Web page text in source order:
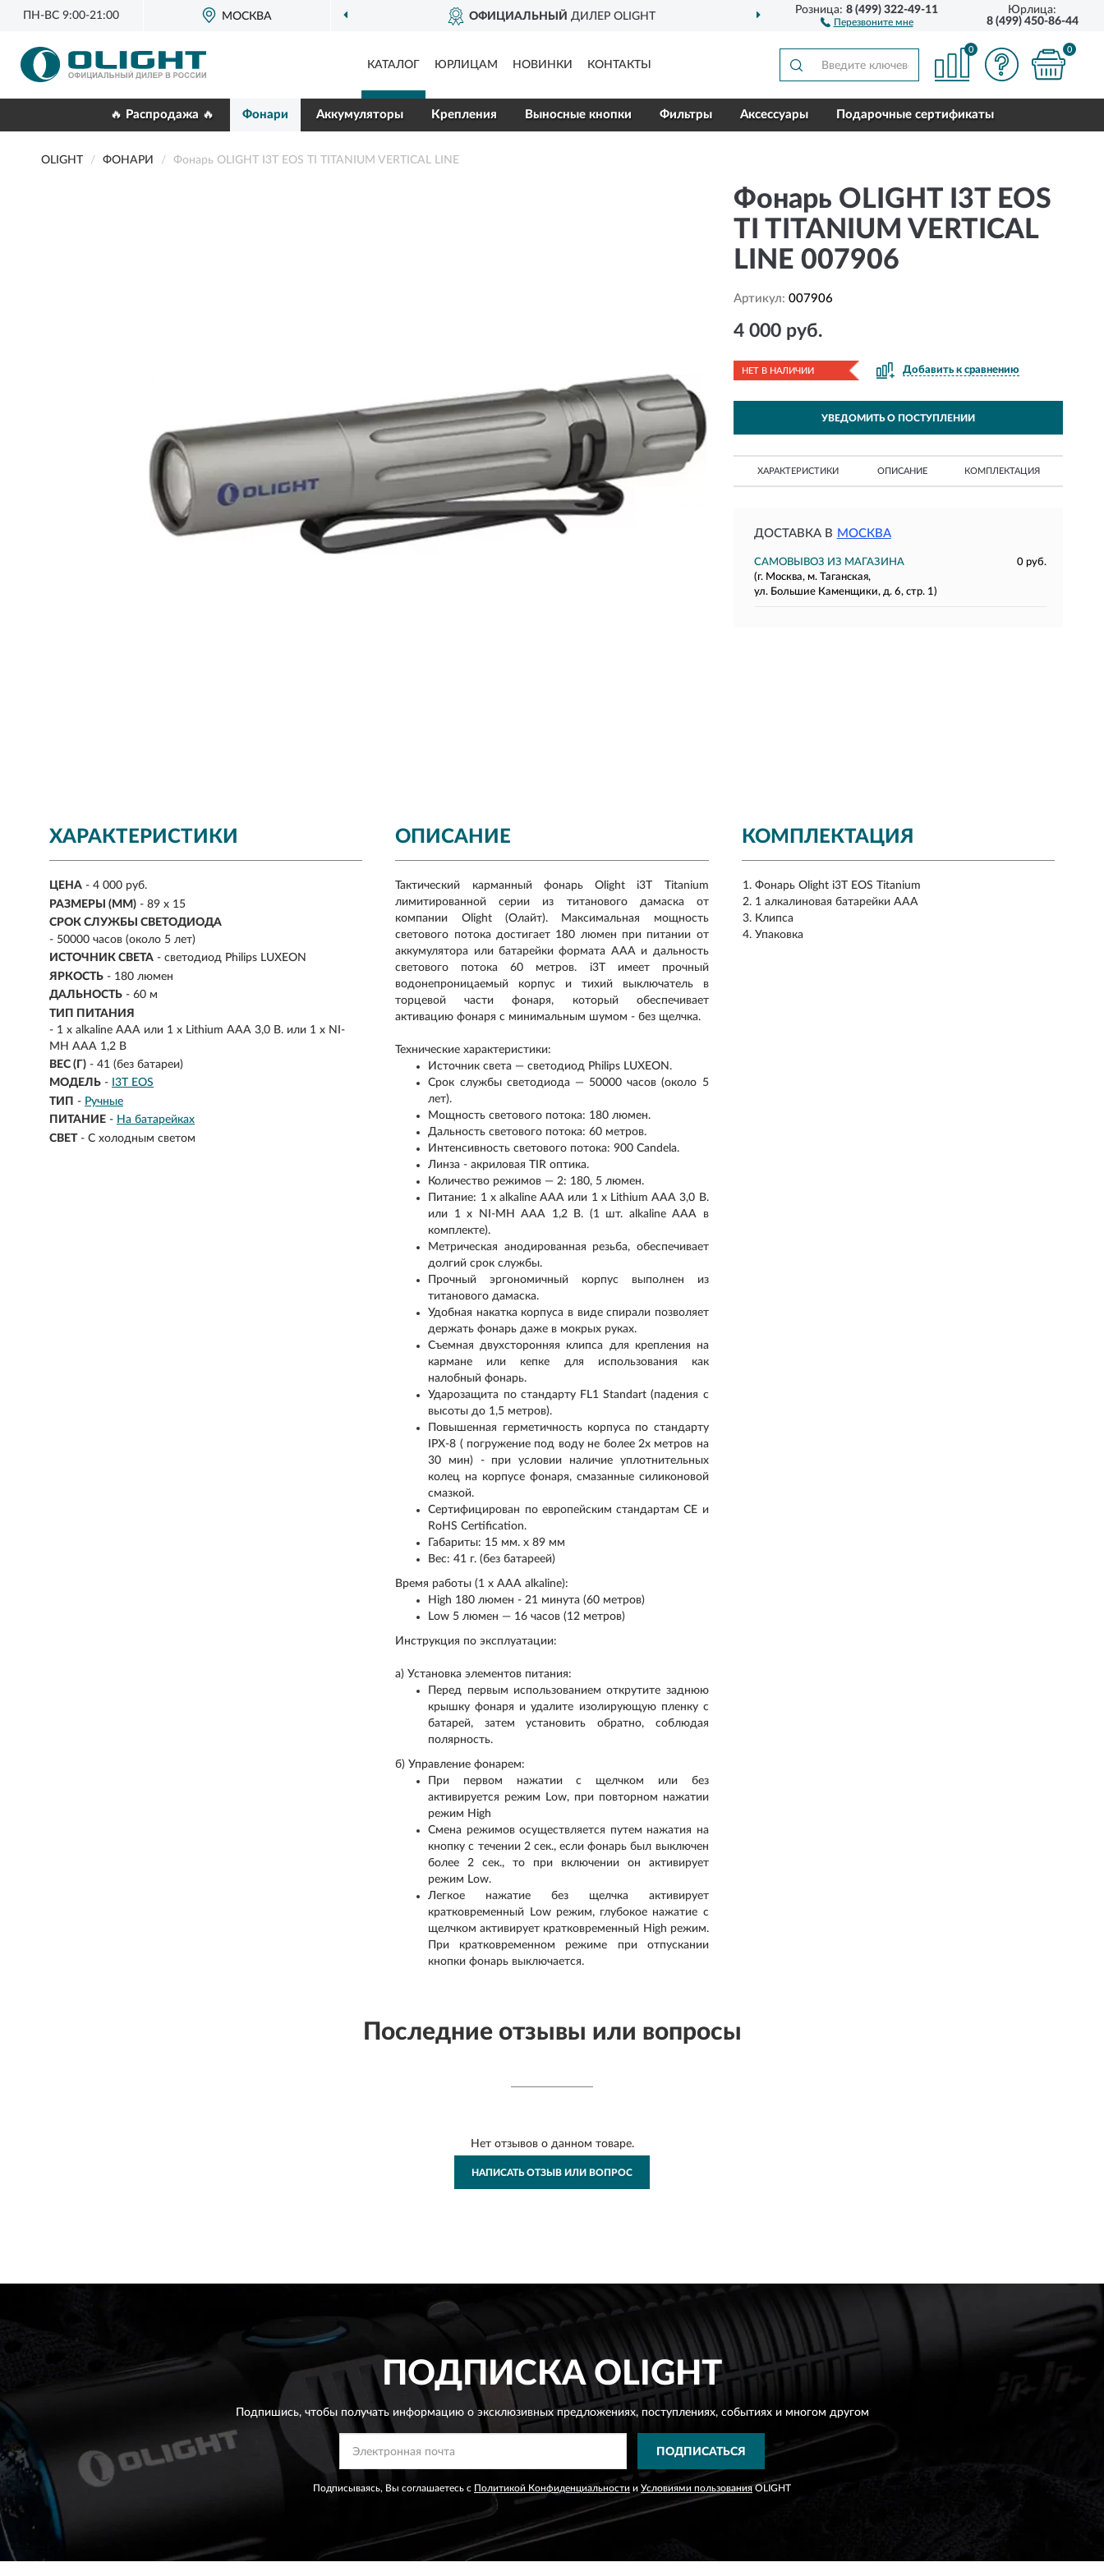
ПН-ВС 9:00-21:00 МОСКВА ОФИЦИАЛЬНЫЙ ДИЛЕР OLIGHT ДОСТАВИМ ПО ВСЕЙ РОССИИ
Розница:8 (499) 322-49-11
Перезвоните мне
Юрлица:
8 (499) 450-86-44
КАТАЛОГ ЮРЛИЦАМ НОВИНКИ КОНТАКТЫ
0 0
🔥 Распродажа 🔥 Фонари Аккумуляторы Крепления Выносные кнопки Фильтры Аксессуары Подарочные сертификаты
OLIGHT ФОНАРИ Фонарь OLIGHT I3T EOS TI TITANIUM VERTICAL LINE
Фонарь OLIGHT I3T EOS
TI TITANIUM VERTICAL
LINE 007906
Артикул: 007906
4 000 руб.
НЕТ В НАЛИЧИИ Добавить к сравнению
УВЕДОМИТЬ О ПОСТУПЛЕНИИ
ХАРАКТЕРИСТИКИ ОПИСАНИЕ КОМПЛЕКТАЦИЯ
ДОСТАВКА В МОСКВА
САМОВЫВОЗ ИЗ МАГАЗИНА
0 руб.
(г. Москва, м. Таганская,
ул. Большие Каменщики, д. 6, стр. 1)
ХАРАКТЕРИСТИКИ
ЦЕНА - 4 000 руб.
РАЗМЕРЫ (ММ) - 89 х 15
СРОК СЛУЖБЫ СВЕТОДИОДА
- 50000 часов (около 5 лет)
ИСТОЧНИК СВЕТА - светодиод Philips LUXEON
ЯРКОСТЬ - 180 люмен
ДАЛЬНОСТЬ - 60 м
ТИП ПИТАНИЯ
- 1 х alkaline ААА или 1 x Lithium ААА 3,0 В. или 1 х NI-
MH ААА 1,2 В
ВЕС (Г) - 41 (без батареи)
МОДЕЛЬ - I3T EOS
ТИП - Ручные
ПИТАНИЕ - На батарейках
СВЕТ - С холодным светом
КОМПЛЕКТАЦИЯ
Фонарь Olight i3T EOS Titanium
1 алкалиновая батарейки ААА
Клипса
Упаковка
ОПИСАНИЕ
Тактический карманный фонарь Olight i3T Titanium
лимитированной серии из титанового дамаска от
компании Olight (Олайт). Максимальная мощность
светового потока достигает 180 люмен при питании от
аккумулятора или батарейки формата ААА и дальность
светового потока 60 метров. i3T имеет прочный
водонепроницаемый корпус и тихий выключатель в
торцевой части фонаря, который обеспечивает
активацию фонаря с минимальным шумом - без щелчка.
Технические характеристики:
Источник света — светодиод Philips LUXEON.
Срок службы светодиода — 50000 часов (около 5
лет).
Мощность светового потока: 180 люмен.
Дальность светового потока: 60 метров.
Интенсивность светового потока: 900 Candela.
Линза - акриловая TIR оптика.
Количество режимов — 2: 180, 5 люмен.
Питание: 1 х alkaline ААА или 1 x Lithium ААА 3,0 В.
или 1 х NI-MH ААА 1,2 В. (1 шт. alkaline ААА в
комплекте).
Метрическая анодированная резьба, обеспечивает
долгий срок службы.
Прочный эргономичный корпус выполнен из
титанового дамаска.
Удобная накатка корпуса в виде спирали позволяет
держать фонарь даже в мокрых руках.
Съемная двухсторонняя клипса для крепления на
кармане или кепке для использования как
налобный фонарь.
Ударозащита по стандарту FL1 Standart (падения с
высоты до 1,5 метров).
Повышенная герметичность корпуса по стандарту
IPX-8 ( погружение под воду не более 2х метров на
30 мин) - при условии наличие уплотнительных
колец на корпусе фонаря, смазанные силиконовой
смазкой.
Сертифицирован по европейским стандартам CE и
RoHS Certification.
​Габариты: 15 мм. x 89 мм
Вес: 41 г. (без батареей)
Время работы (1 x AАA alkaline):
High 180 люмен - 21 минута (60 метров)
Low 5 люмен — 16 часов (12 метров)
Инструкция по эксплуатации:
а) Установка элементов питания:
Перед первым использованием открутите заднюю
крышку фонаря и удалите изолирующую пленку с
батарей, затем установить обратно, соблюдая
полярность.
б) Управление фонарем:
При первом нажатии с щелчком или без
активируется режим Low, при повторном нажатии
режим High
Смена режимов осуществляется путем нажатия на
кнопку с течении 2 сек., если фонарь был выключен
более 2 сек., то при включении он активирует
режим Low.
Легкое нажатие без щелчка активирует
кратковременный Low режим, глубокое нажатие с
щелчком активирует кратковременный High режим.
При кратковременном режиме при отпускании
кнопки фонарь выключается.
Последние отзывы или вопросы
Нет отзывов о данном товаре.
НАПИСАТЬ ОТЗЫВ ИЛИ ВОПРОС
ПОДПИСКАOLIGHT
Подпишись, чтобы получать информацию о эксклюзивных предложениях,поступлениях, событиях и многом другом
ПОДПИСАТЬСЯ
Подписываясь, Вы соглашаетесь с Политикой Конфиденциальности и Условиями пользованияOLIGHT